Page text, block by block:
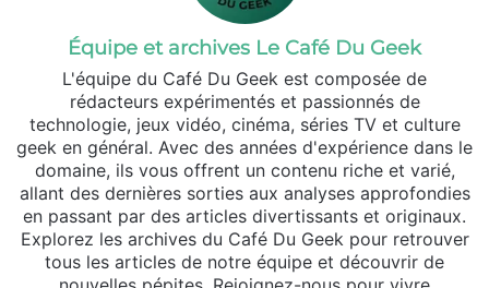
Équipe et archives Le Café Du Geek
L'équipe du Café Du Geek est composée de
rédacteurs expérimentés et passionnés de
technologie, jeux vidéo, cinéma, séries TV et culture
geek en général. Avec des années d'expérience dans le
domaine, ils vous offrent un contenu riche et varié,
allant des dernières sorties aux analyses approfondies
en passant par des articles divertissants et originaux.
Explorez les archives du Café Du Geek pour retrouver
tous les articles de notre équipe et découvrir de